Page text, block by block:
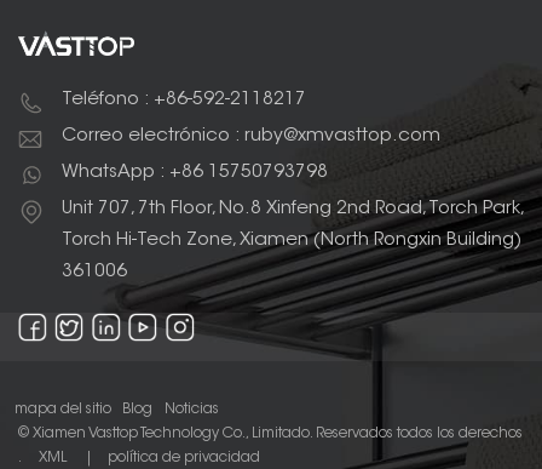
Teléfono : +86-592-2118217
Correo electrónico : ruby@xmvasttop.com
WhatsApp : +86 15750793798
Unit 707, 7th Floor, No.8 Xinfeng 2nd Road, Torch Park,
Torch Hi-Tech Zone, Xiamen (North Rongxin Building)
361006
mapa del sitio Blog
Noticias
© Xiamen Vasttop Technology Co., Limitado. Reservados todos los derechos
.
XML política de privacidad